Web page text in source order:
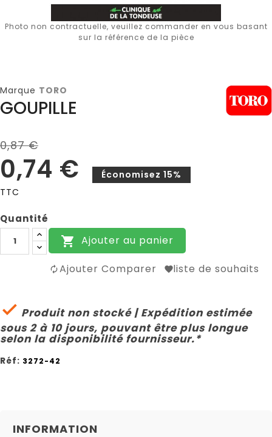
Photo non contractuelle, veuillez commander en vous basant
sur la référence de la pièce
Marque TORO
GOUPILLE
0,87 €
0,74 €
Économisez 15%
TTC
Quantité
 Ajouter au panier
Ajouter Comparer liste de souhaits
 Produit non stocké | Expédition estimée
sous 2 à 10 jours, pouvant être plus longue
selon la disponibilité fournisseur.*
Réf: 3272-42
INFORMATION